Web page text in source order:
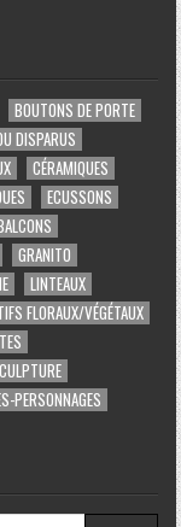
BOUTONS DE PORTE
DISPARUS
CÉRAMIQUES
ECUSSONS
GRANITO
LINTEAUX
FLORAUX/VÉGÉTAUX
PERSONNAGES